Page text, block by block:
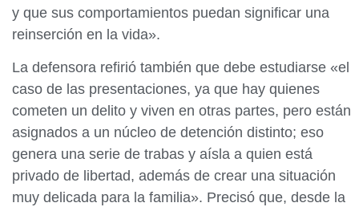
y que sus comportamientos puedan significar una
reinserción en la vida».
La defensora refirió también que debe estudiarse «el
caso de las presentaciones, ya que hay quienes
cometen un delito y viven en otras partes, pero están
asignados a un núcleo de detención distinto; eso
genera una serie de trabas y aísla a quien está
privado de libertad, además de crear una situación
muy delicada para la familia». Precisó que, desde la